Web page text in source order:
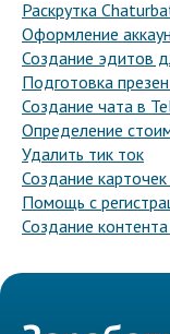
Раскрутка
Оформление
Создание эдитов
Подготовка
Создание чата в
Определение
Удалить тик ток
Создание
Помощь с
Создание